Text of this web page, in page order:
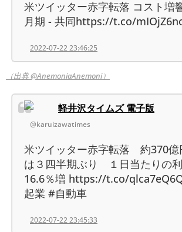
米ツイッター赤字転落 コスト増
月期 - 共同https://t.co/
2022-07-22 23:46:25
（出典 @AnemoniaAnemoni）
軽井沢タイムズ 電子版
@karuizawatimes
米ツイッター赤字転落 約370億
は３四半期ぶり １日当たりの
16.6％増 https://t.co/
起業 #自動車
2022-07-22 23:45:33